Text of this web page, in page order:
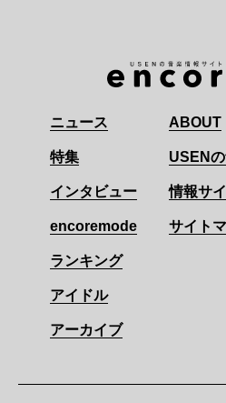
ニュース
特集
インタビュー
encoremode
ランキング
アイドル
アーカイブ
ABOUT
USEN
情報サ
サイト